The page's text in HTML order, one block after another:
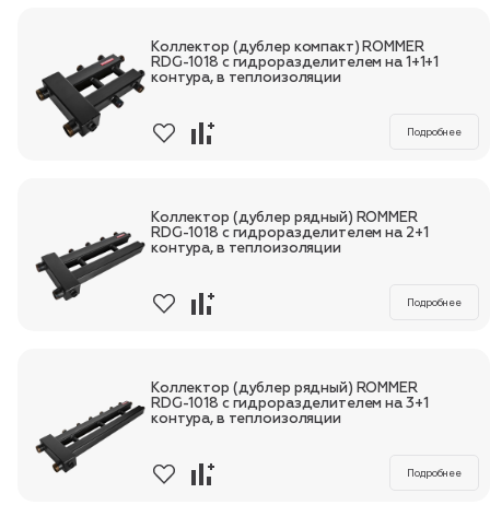
Пн-Пт, 9:00—18:00 +7 800 700 74 63
Подробнее
Коллектор (дублер компакт) ROMMER
RDG-1018 с гидроразделителем на 1+1+1
контура, в теплоизоляции
Подробнее
Коллектор (дублер рядный) ROMMER
RDG-1018 с гидроразделителем на 2+1
контура, в теплоизоляции
Подробнее
Коллектор (дублер рядный) ROMMER
RDG-1018 с гидроразделителем на 3+1
контура, в теплоизоляции